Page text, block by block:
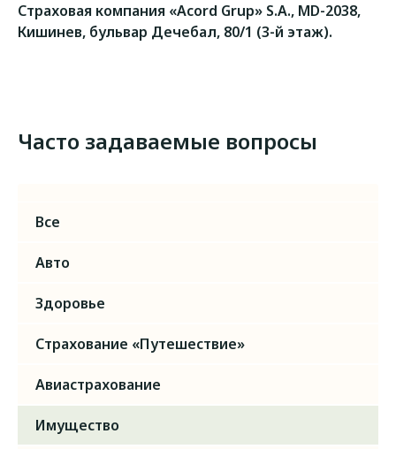
Страховая компания «Acord Grup» S.A., MD-2038,
Кишинев, бульвар Дечебал, 80/1 (3-й этаж).
Часто задаваемые вопросы
Все
Авто
Здоровье
Страхование «Путешествие»
Авиастрахование
Имущество